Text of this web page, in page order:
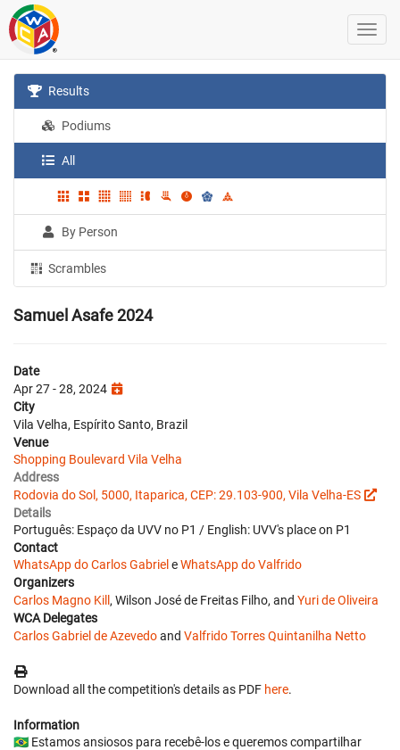
Results
Podiums
All
By Person
Scrambles
Samuel Asafe 2024
Date
Apr 27 - 28, 2024
City
Vila Velha, Espírito Santo, Brazil
Venue
Shopping Boulevard Vila Velha
Address
Rodovia do Sol, 5000, Itaparica, CEP: 29.103-900, Vila Velha-ES
Details
Português: Espaço da UVV no P1 / English: UVV's place on P1
Contact
WhatsApp do Carlos GabrieleWhatsApp do Valfrido
Organizers
Carlos Magno Kill, Wilson José de Freitas Filho, and Yuri de Oliveira
WCA Delegates
Carlos Gabriel de Azevedoand Valfrido Torres Quintanilha Netto
Download all the competition's details as PDF here.
Information
🇧🇷 Estamos ansiosos para recebê-los e queremos compartilhar